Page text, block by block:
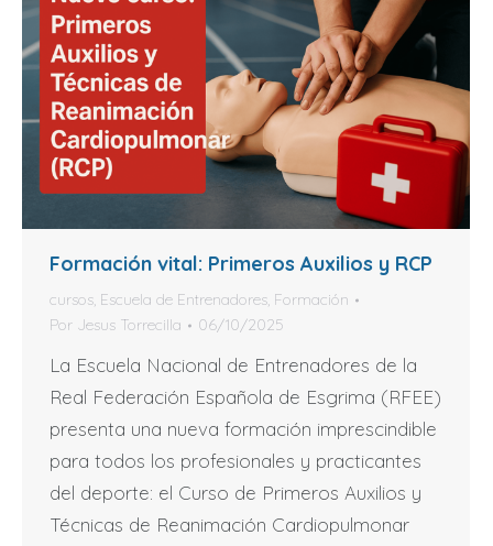
Formación vital: Primeros Auxilios y RCP
cursos, Escuela de Entrenadores, Formación
Por Jesus Torrecilla 06/10/2025
La Escuela Nacional de Entrenadores de la
Real Federación Española de Esgrima (RFEE)
presenta una nueva formación imprescindible
para todos los profesionales y practicantes
del deporte: el Curso de Primeros Auxilios y
Técnicas de Reanimación Cardiopulmonar